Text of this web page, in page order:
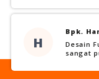
H
Bpk.
Desain
sangat